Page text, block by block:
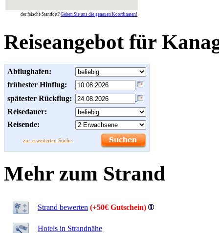
der falsche Standort? Geben Sie uns die genauen Koordinaten!
Reiseangebot für
Abflughafen:
frühester Hinflug:
spätester Rückflug:
Reisedauer:
Reisende:
zur erweiterten Suche
Mehr zum Strand
Strand bewerten (+50€ Gutschein)
Hotels in Strandnähe